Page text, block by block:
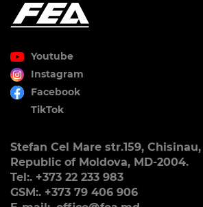
Youtube
Instagram
Facebook
TikTok
Stefan Cel Mare str.159, Chisinau,
Republic of Moldova, MD-2004.
Tel:. +373 22 233 983
GSM:. +373 79 406 906